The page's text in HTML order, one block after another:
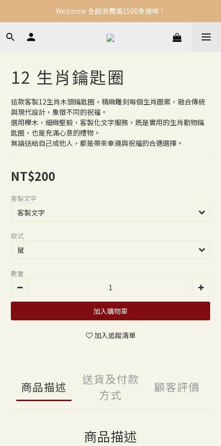
Welcome 全館消費滿1500免運唷！
12 生肖鑰匙圈
這款客製12生肖木頭鑰匙圈，精緻雕刻每個生肖圖案，融合傳統
與現代設計，象徵不同的祝福。
選用櫸木，細緻堅毅，客製化文字服務，既是實用的生肖動物鑰
匙圈，也是充滿心意的禮物。
無論送給自己或他人，都是帶來幸運與祝福的合適選擇。
NT$200
客製文字
款式
數量
加入購物車
加入追蹤清單
商品描述
送貨及付款
方式
顧客評價
商品描述